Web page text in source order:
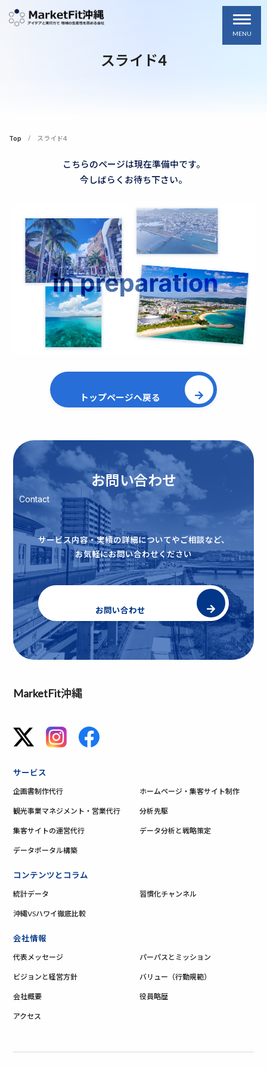
MENU
スライド4
Top スライド4
こちらのページは現在準備中です。
今しばらくお待ち下さい。
トップページへ戻る
お問い合わせ
Contact
サービス内容・実績の詳細についてやご相談など、
お気軽にお問い合わせください
お問い合わせ
MarketFit沖縄
サービス
企画書制作代行 ホームページ・集客サイト制作
観光事業マネジメント・営業代行 分析先駆
集客サイトの運営代行 データ分析と戦略策定
データポータル構築
コンテンツとコラム
統計データ 習慣化チャンネル
沖縄VSハワイ徹底比較
会社情報
代表メッセージ パーパスとミッション
ビジョンと経営方針 バリュー（行動規範）
会社概要 役員略歴
アクセス